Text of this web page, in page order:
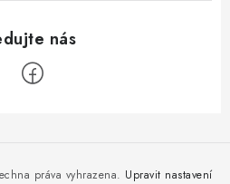
práva vyhrazena. Upravit nastavení